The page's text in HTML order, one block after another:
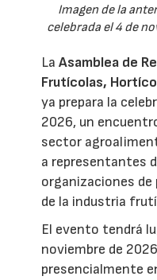
Imagen de la
celebrada el 4 de
LaAsamblea de
Frutícolas,
ya prepara la
2026, un
sector
a representantes
organizaciones
de la industria
El evento tendrá
noviembre de
presencialmente